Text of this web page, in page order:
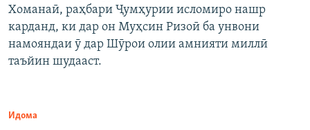
Хоманаӣ, раҳбари Ҷумҳурии исломиро нашр
карданд, ки дар он Муҳсин Ризоӣ ба унвони
намояндаи ӯ дар Шӯрои олии амнияти миллӣ
таъйин шудааст.
Идома